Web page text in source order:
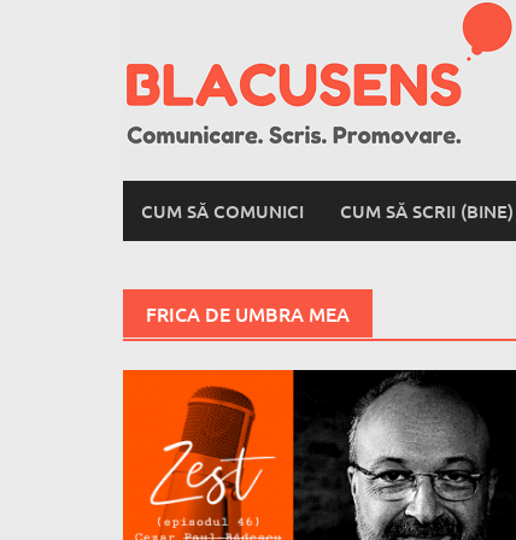
CUM SĂ COMUNICI CUM SĂ SCRII (BINE)
FRICA DE UMBRA MEA